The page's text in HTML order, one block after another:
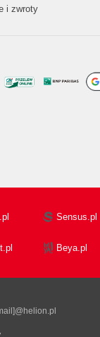
i zwroty
Sensus.pl
Beya.pl